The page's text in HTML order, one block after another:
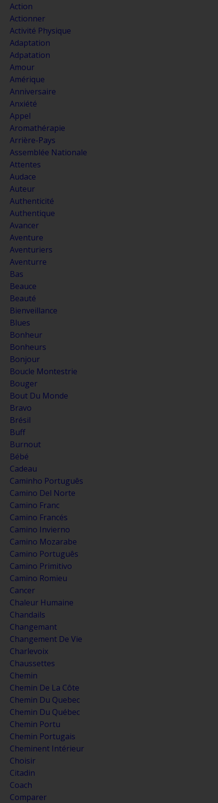
Action
Actionner
Activité Physique
Adaptation
Adpatation
Amour
Amérique
Anniversaire
Anxiété
Appel
Aromathérapie
Arrière-Pays
Assemblée Nationale
Attentes
Audace
Auteur
Authenticité
Authentique
Avancer
Aventure
Aventuriers
Aventurre
Bas
Beauce
Beauté
Bienveillance
Blues
Bonheur
Bonheurs
Bonjour
Boucle Montestrie
Bouger
Bout Du Monde
Bravo
Brésil
Buff
Burnout
Bébé
Cadeau
Caminho Português
Camino Del Norte
Camino Franc
Camino Francés
Camino Invierno
Camino Mozarabe
Camino Português
Camino Primitivo
Camino Romieu
Cancer
Chaleur Humaine
Chandails
Changemant
Changement De Vie
Charlevoix
Chaussettes
Chemin
Chemin De La Côte
Chemin Du Quebec
Chemin Du Québec
Chemin Portu
Chemin Portugais
Cheminent Intérieur
Choisir
Citadin
Coach
Comparer